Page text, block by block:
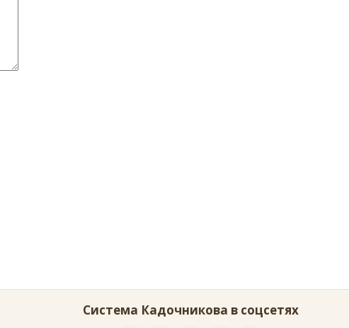
Система Кадочникова в соцсетях